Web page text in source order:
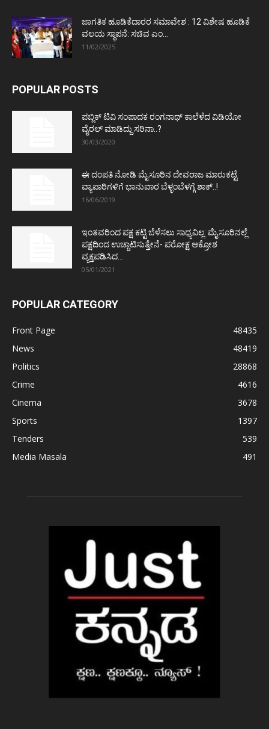
ಜಾಗತಿಕ ಹೂಡಿಕೆದಾರರ ಸಮಾವೇಶ : 12 ವಿಶೇಷ ಹೂಡಿಕೆ
ವಲಯ ಸ್ಥಾಪನೆ: ಸಚಿವ ಎಂ...
11/02/2025
POPULAR POSTS
ಪಬ್ಲಿಕ್ ಟಿವಿ ಸಂಪಾದಕ ರಂಗನಾಥ್ ಕಾಲೆಳೆದ ವಿಡಿಯೋ
ವೈರಲ್ ಮಾಡಿದ್ದು ಸರಿನಾ..?
30/03/2020
ಈ ದಂಪತಿ ನೋಡಿ ಮೈಸೂರಿನ ದೇವರಾಜ ಮಾರುಕಟ್ಟೆ
ವ್ಯಾಪಾರಿಗಳಿಗೆ ಭಾನುವಾರ ಬೆಳ್ಳಂಬೆಳಗ್ಗೆ ಶಾಕ್..!
16/06/2019
ಇಂತವರಿಂದ ಪಕ್ಷ ಕಟ್ಟಿ ಬೆಳೆಸಲು ಸಾಧ್ಯವಿಲ್ಲ: ಮೈಸೂರಿನಲ್ಲೆ
ಪಕ್ಷದಿಂದ ಉಚ್ಚಾಟಿಸುತ್ತೇನೆ- ಪರೋಕ್ಷ ಆಕ್ರೋಶ
ವ್ಯಕ್ತಪಡಿಸಿದ...
05/01/2021
POPULAR CATEGORY
Front Page
48435
News
48419
Politics
28868
Crime
4616
Cinema
3678
Sports
1397
Tenders
539
Media Masala
491